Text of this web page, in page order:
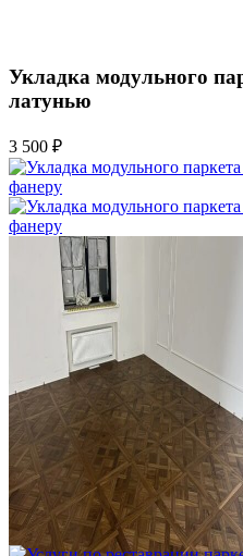
Укладка модульного
латунью
3 500 ₽
Укладка модульного
покрытием на фанеру
3 600 ₽